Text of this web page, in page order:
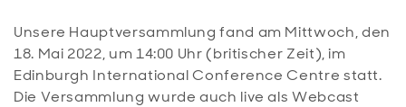
Unsere Hauptversammlung fand am Mittwoch, den
18. Mai 2022, um 14:00 Uhr (britischer Zeit), im
Edinburgh International Conference Centre statt.
Die Versammlung wurde auch live als Webcast